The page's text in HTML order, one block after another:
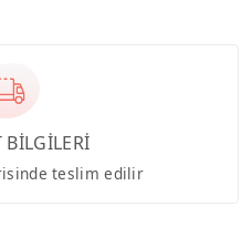
BİLGİLERİ
teslim edilir